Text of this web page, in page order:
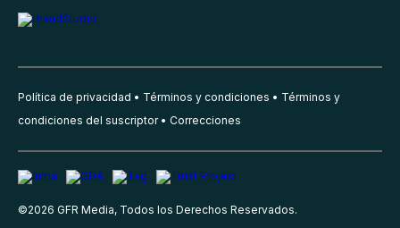
Política de privacidad Términos y condiciones
Términos y
condiciones del suscriptor
Correcciones
©2026 GFR Media, Todos los Derechos Reservados.